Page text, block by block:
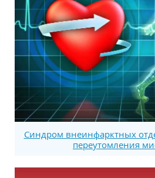
Синдром внеинфарктных
переутомления